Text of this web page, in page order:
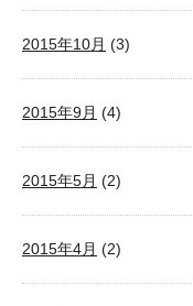
2015年10月 (3)
2015年9月 (4)
2015年5月 (2)
2015年4月 (2)